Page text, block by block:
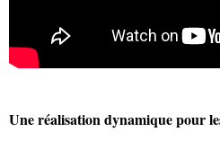
Une réalisation dynamique pour